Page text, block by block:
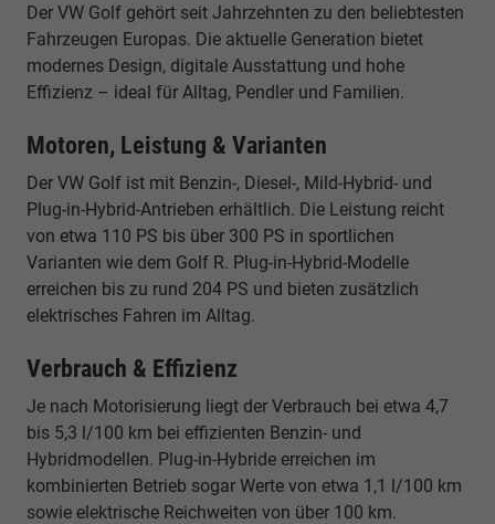
Der VW Golf gehört seit Jahrzehnten zu den beliebtesten
Fahrzeugen Europas. Die aktuelle Generation bietet
modernes Design, digitale Ausstattung und hohe
Effizienz – ideal für Alltag, Pendler und Familien.
Motoren, Leistung & Varianten
Der VW Golf ist mit Benzin-, Diesel-, Mild-Hybrid- und
Plug-in-Hybrid-Antrieben erhältlich. Die Leistung reicht
von etwa 110 PS bis über 300 PS in sportlichen
Varianten wie dem Golf R. Plug-in-Hybrid-Modelle
erreichen bis zu rund 204 PS und bieten zusätzlich
elektrisches Fahren im Alltag.
Verbrauch & Effizienz
Je nach Motorisierung liegt der Verbrauch bei etwa 4,7
bis 5,3 l/100 km bei effizienten Benzin- und
Hybridmodellen. Plug-in-Hybride erreichen im
kombinierten Betrieb sogar Werte von etwa 1,1 l/100 km
sowie elektrische Reichweiten von über 100 km.